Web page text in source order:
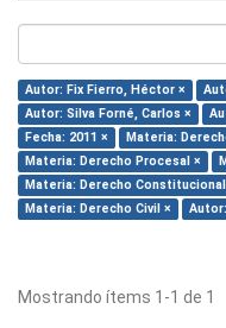
Autor: Fix Fierro, Héctor ×
Autor: Silva Forné, Carlos ×
Fecha: 2011 ×
Materia:
Materia: Derecho Procesal ×
Materia: Derecho
Materia: Derecho Civil ×
Mostrando ítems 1-1 de 1